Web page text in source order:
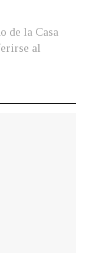
de la Casa
al